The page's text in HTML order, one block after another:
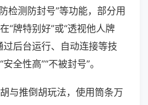
检测防封号”等功能，部分用
“牌特别好”或“透视他人牌
过后台运行、自动连接等技
全性高”“不被封号”。
与推倒胡玩法，使用筒条万